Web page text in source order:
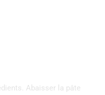
Abaisser la pâte